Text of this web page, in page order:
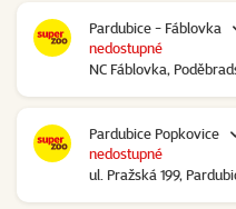
Pardubice - Fáblovka
NC Fáblovka,
nedostupné
Pardubice Popkovice
ul. Pražská 199,
nedostupné